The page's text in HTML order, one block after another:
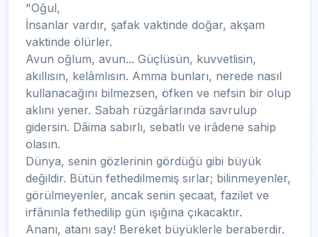
"Oğul,
İnsanlar vardır, şafak vaktinde doğar, akşam
vaktinde ölürler.
Avun oğlum, avun... Güçlüsün, kuvvetlisin,
akıllısın, kelâmlısın. Amma bunları, nerede nasıl
kullanacağını bilmezsen, öfken ve nefsin bir olup
aklını yener. Sabah rüzgârlarında savrulup
gidersin. Dâima sabırlı, sebatlı ve irâdene sahip
olasın.
Dünya, senin gözlerinin gördüğü gibi büyük
değildir. Bütün fethedilmemiş sırlar; bilinmeyenler,
görülmeyenler, ancak senin şecaat, fazilet ve
irfânınla fethedilip gün ışığına çıkacaktır.
Ananı, atanı say! Bereket büyüklerle beraberdir.